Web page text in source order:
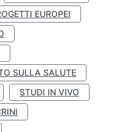
EUROPEI
SULLA SALUTE
STUDI IN VIVO